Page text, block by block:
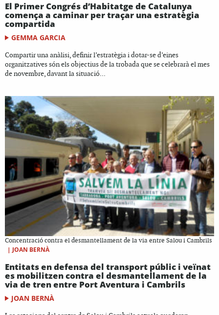
El Primer Congrés d’Habitatge de Catalunya
comença a caminar per traçar una estratègia
compartida
GEMMA GARCIA
Compartir una anàlisi, definir l’estratègia i dotar-se d’eines
organitzatives són els objectius de la trobada que se celebrarà el mes
de novembre, davant la situació...
Concentració contra el desmantellament de la via entre Salou i Cambrils
| JOAN BERNÀ
Entitats en defensa del transport públic i veïnat
es mobilitzen contra el desmantellament de la
via de tren entre Port Aventura i Cambrils
JOAN BERNÀ